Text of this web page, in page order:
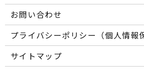
お問い合わせ
プライバシーポリシー（個人情報
サイトマップ